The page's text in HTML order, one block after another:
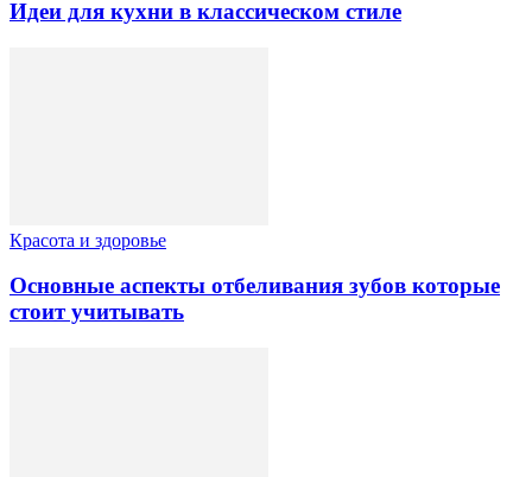
Идеи для кухни в классическом стиле
Красота и здоровье
Основные аспекты отбеливания зубов которые
стоит учитывать